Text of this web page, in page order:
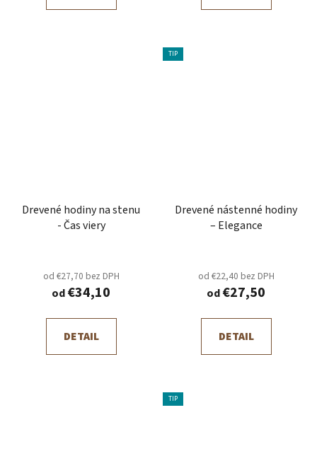
Drevené hodiny na stenu
- Čas viery
od €27,70 bez DPH
od€34,10
DETAIL
TIP
Drevené nástenné hodiny
– Elegance
od €22,40 bez DPH
od€27,50
DETAIL
TIP